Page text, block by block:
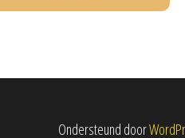
Ondersteund door